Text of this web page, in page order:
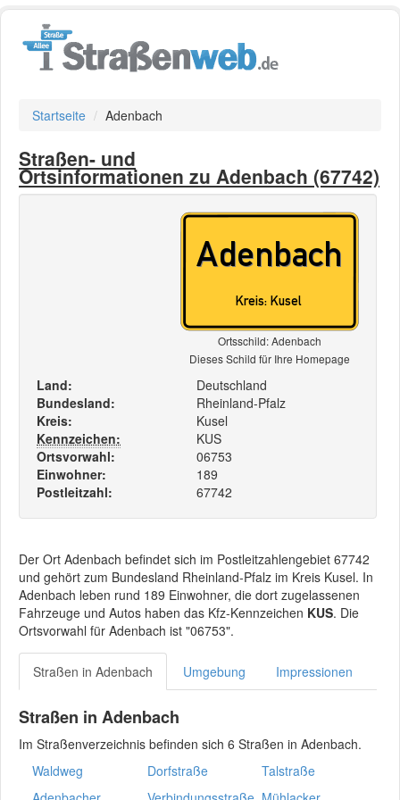
Startseite Adenbach
Straßen- und
Ortsinformationen zu Adenbach (67742)
Ortsschild: Adenbach
Dieses Schild für Ihre Homepage
Land:
Deutschland
Bundesland:
Rheinland-Pfalz
Kreis:
Kusel
Kennzeichen:
KUS
Ortsvorwahl:
06753
Einwohner:
189
Postleitzahl:
67742
Der Ort Adenbach befindet sich im Postleitzahlengebiet 67742
und gehört zum Bundesland Rheinland-Pfalz im Kreis Kusel. In
Adenbach leben rund 189 Einwohner, die dort zugelassenen
Fahrzeuge und Autos haben das Kfz-Kennzeichen KUS. Die
Ortsvorwahl für Adenbach ist "06753".
Straßen in Adenbach Umgebung Impressionen
Straßen in Adenbach
Im Straßenverzeichnis befinden sich 6 Straßen in Adenbach.
Waldweg
Dorfstraße
Talstraße